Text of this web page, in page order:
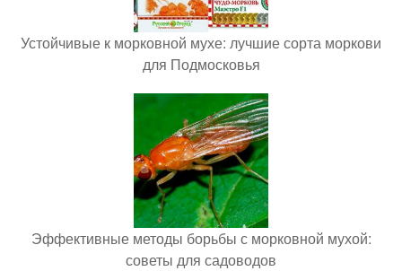
Устойчивые к морковной мухе: лучшие сорта моркови
для Подмосковья
Эффективные методы борьбы с морковной мухой:
советы для садоводов